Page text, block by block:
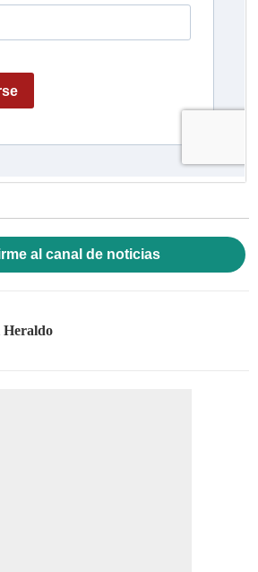
al canal de noticias
Heraldo